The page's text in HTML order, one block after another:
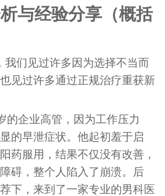
与经验分享（概括
我们见过许多因为选择不当而
见过许多通过正规治疗重获新
的企业高管，因为工作压力
的早泄症状。他起初羞于启
药服用，结果不仅没有改善，
碍，整个人陷入了崩溃。后
下，来到了一家专业的男科医